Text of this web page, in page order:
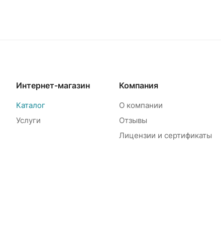
Интернет-магазин
Каталог
Услуги
Компания
О компании
Отзывы
Лицензии и сертификаты